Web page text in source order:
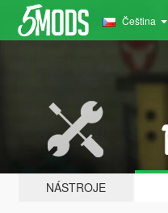
Čeština
NÁSTROJE